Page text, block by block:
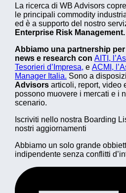
La ricerca di WB Advisors
le principali commodity
ed è a supporto del nostro
Enterprise Risk Management.
Abbiamo una partnership
news e research con AITI,
Tesorieri d’Impresa, e ACMI,
Manager Italia. Sono a
Advisors articoli, report, video
possono muovere i mercati e i
scenario.
Iscriviti nello nostra Boarding
nostri aggiornamenti
Abbiamo un solo grande
indipendente senza conflitti